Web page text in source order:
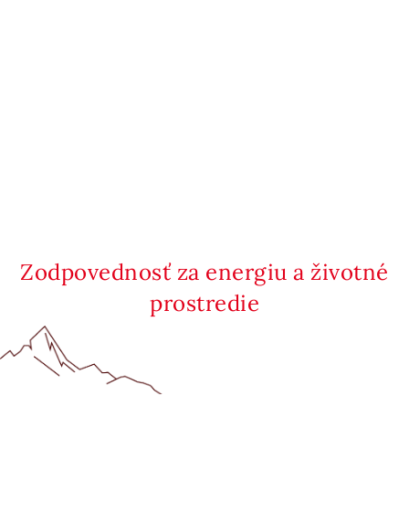
Zodpovednosť za energiu a životné
prostredie
Telefónne kontakty